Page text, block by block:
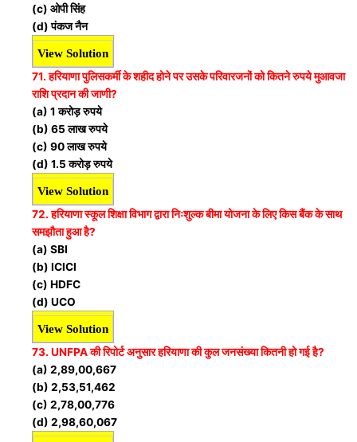
(c) ओपी सिंह
(d) पंकज नैन
View Solution
71. हरियाणा पुलिसकर्मी के शहीद होने पर उसके परिवारजनों को कितने रुपये मुआवजा
राशि प्रदान की जाणी?
(a) 1 करोड़ रुपये
(b) 65 लाख रुपये
(c) 90 लाख रुपये
(d) 1.5 करोड़ रुपये
View Solution
72. हरियाणा स्कूल शिक्षा विभाग द्वारा निःशुल्क बीमा योजना के लिए किस बैंक के साथ
समझौता हुआ है?
(a) SBI
(b) ICICI
(c) HDFC
(d) UCO
View Solution
73. UNFPA की रिपोर्ट अनुसार हरियाणा की कुल जनसंख्या कितनी हो गई है?
(a) 2,89,00,667
(b) 2,53,51,462
(c) 2,78,00,776
(d) 2,98,60,067